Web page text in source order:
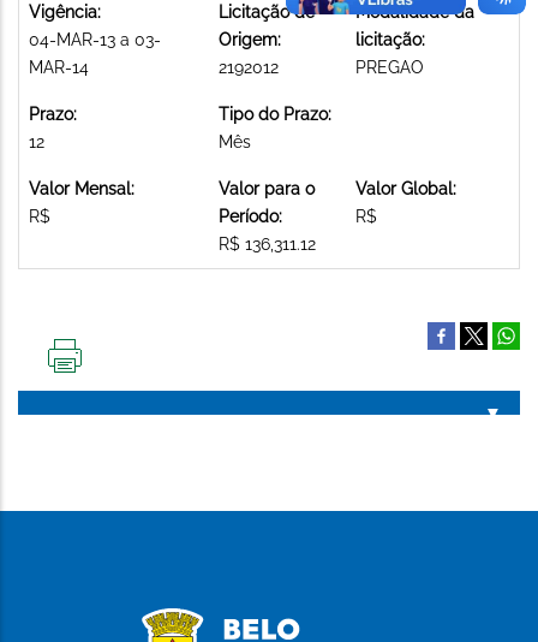
Vigência:
04-MAR-13 a 03-
MAR-14
Licitação de
Origem:
2192012
Modalidade da
licitação:
PREGAO
Prazo:
12
Tipo do Prazo:
Mês
Valor Mensal:
R$
Valor para o
Período:
R$ 136,311.12
Valor Global:
R$
PÁGINA